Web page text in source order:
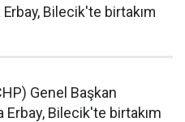
Erbay, Bilecik'te birtakım
Genel Başkan
Erbay, Bilecik'te birtakım